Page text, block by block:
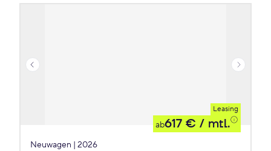
Leasing
ab617 € / mtl.
Neuwagen | 2026